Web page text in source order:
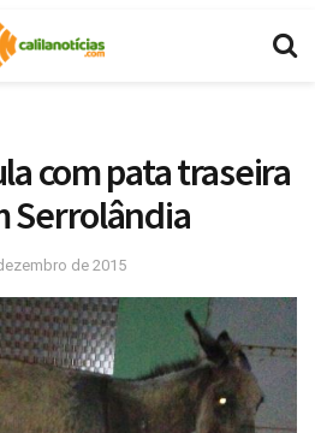
com pata traseira
Serrolândia
de 2015